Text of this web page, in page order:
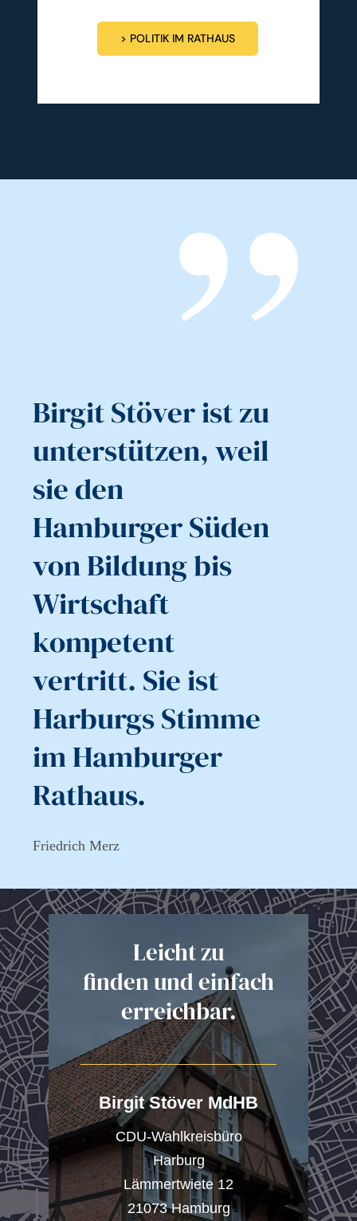
> POLITIK IM RATHAUS
Birgit Stöver ist zu
unterstützen, weil
sie den
Hamburger Süden
von Bildung bis
Wirtschaft
kompetent
vertritt. Sie ist
Harburgs Stimme
im Hamburger
Rathaus.
Friedrich Merz
Leicht zu
finden und einfach
erreichbar.
Birgit Stöver MdHB
CDU-Wahlkreisbüro
Harburg
Lämmertwiete 12
21073 Hamburg